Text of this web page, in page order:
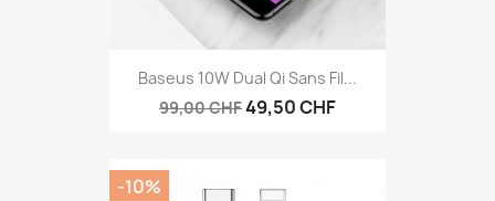
Baseus 10W Dual Qi Sans Fil...
99,00 CHF49,50 CHF
-10%